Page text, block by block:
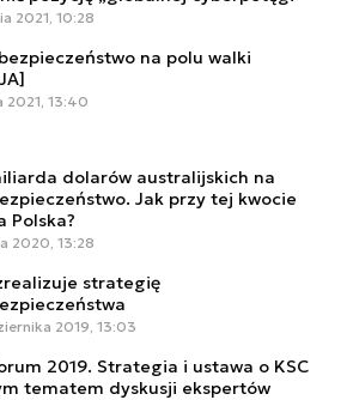
2021, 10:28
na polu walki
2021, 13:40
dolarów australijskich na
Jak przy tej kwocie
Polska?
2020, 13:28
strategię
2019, 13:03
2019. Strategia i ustawa o KSC
tematem dyskusji ekspertów